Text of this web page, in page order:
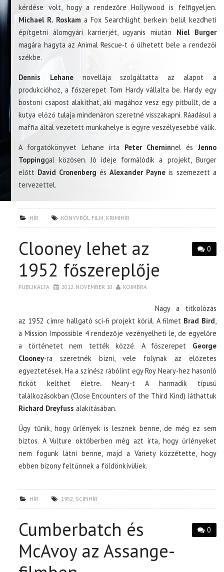
kérdése volt, hogy a rendezőre Hollywood is felfigyeljen.
Michael R. Roskam a Fox Searchlight berkein belül kezdheti
építgetni álomgyári karrierjét, ugyanis miután Niel Burger
magára hagyta az Animal Rescue-t ő ülhetett bele a rendezői
székbe.
Dennis Lehanenovellája szolgáltatta az alapot a
produkcióhoz, a főszerepet Tom Hardy vállalta be. Hardy egy
bostoni csapost alakíthat, aki magához vesz egy pitbullt, de a
kutya előző tulaja mindenáron szeretné visszakapni. Ráadásul a
maffia által vezetett munkahelye is egyre veszélyesebbé válik.
A forgatókönyvet Lehane írta Peter Cherninnel és Jenno
Toppinggal közösen. Jó ideje formálódik a projekt, Burger
előtt David CronenbergésAlexander Payne is szemezett a
tervezettel.
HÍR KÖNYVBŐL FILM KRIMIHÍR
0
Clooney lehet az
1952 főszereplője
PUBLIKÁLTA 2012. NOVEMBER 10. KOIMBRA
Nagy a titkolózás
az 1952 címre hallgató sci-fi projekt körül. A filmet Brad Bird
a Mission Impossible 4 rendezője vezényelheti le, de egyelőre
a történetet nem tették közzé. A főszerepet George
Clooney-ra szeretnék bízni, vele folynak az előzetes
egyeztetések. Ha a színész rábólint egy Roy Neary-hez hasonló
fickót kelthet életre. Neary-t A harmadik típusú
találkozásokban (Close Encounters of the Third Kind) láthattuk
Richard Dreyfuss alakításában.
Úgy tűnik, hogy űrlények is lesznek benne, de még ez sem
biztos. A Vulture októberben még azt írta, hogy űrlényeket
nem fogunk látni benne, majd a Variety közzétette, hogy
ebben bizony feltűnnek a földönkívüliek.
HÍR 1952 SCIFIHÍR
0
Cumberbatch és
McAvoy az Assange-